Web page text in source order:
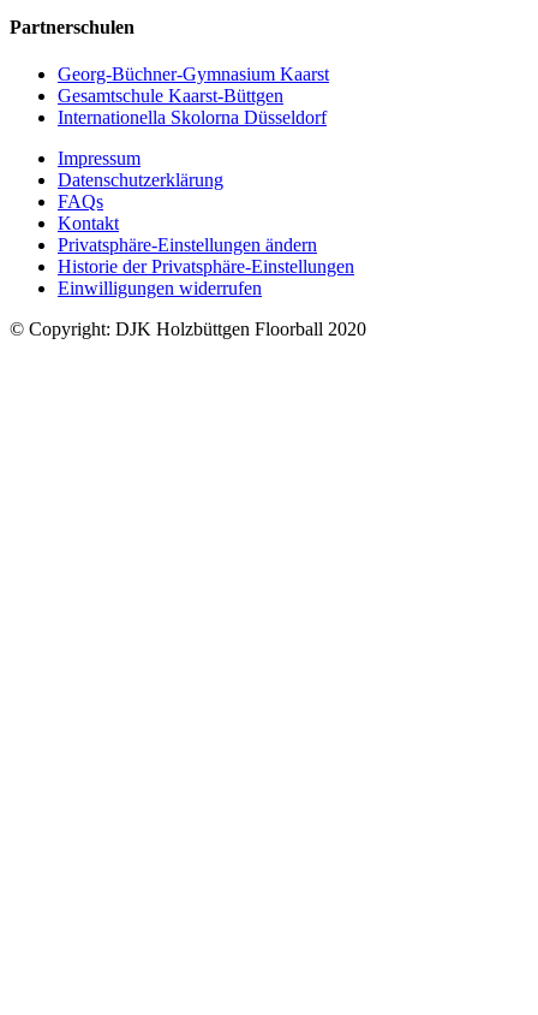
Partnerschulen
Georg-Büchner-Gymnasium Kaarst
Gesamtschule Kaarst-Büttgen
Internationella Skolorna Düsseldorf
Impressum
Datenschutzerklärung
FAQs
Kontakt
Privatsphäre-Einstellungen ändern
Historie der Privatsphäre-Einstellungen
Einwilligungen widerrufen
© Copyright: DJK Holzbüttgen Floorball 2020